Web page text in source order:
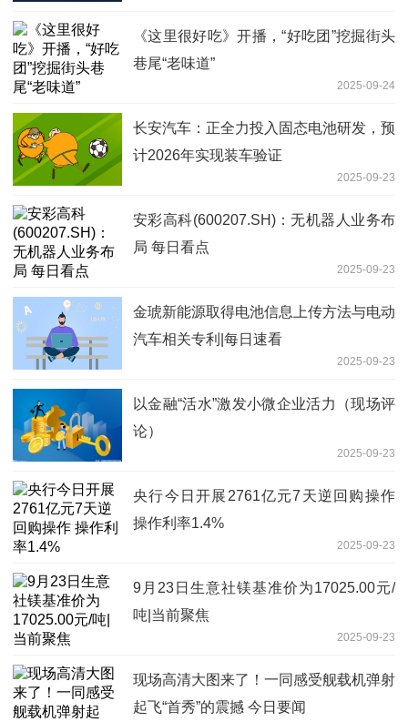
《这里很好吃》开播，“好吃团”挖掘街头
巷尾“老味道”
2025-09-24
长安汽车：正全力投入固态电池研发，预
计2026年实现装车验证
2025-09-23
安彩高科(600207.SH)：无机器人业务布
局 每日看点
2025-09-23
金琥新能源取得电池信息上传方法与电动
汽车相关专利|每日速看
2025-09-23
以金融“活水”激发小微企业活力（现场评
论）
2025-09-23
央行今日开展2761亿元7天逆回购操作
操作利率1.4%
2025-09-23
9月23日生意社镁基准价为17025.00元/
吨|当前聚焦
2025-09-23
现场高清大图来了！一同感受舰载机弹射
起飞“首秀”的震撼 今日要闻